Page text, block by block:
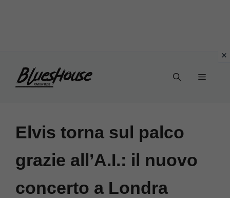
Menu
Elvis torna sul palco
grazie all’A.I.: il nuovo
concerto a Londra